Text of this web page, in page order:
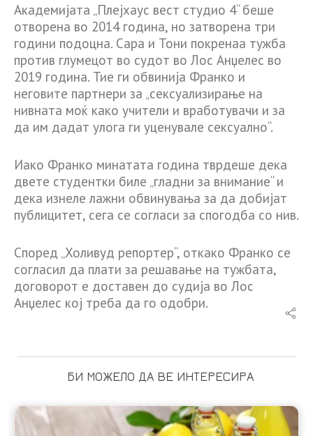
Академијата „Плејхаус вест студио 4“ беше
отворена во 2014 година, но затворена три
години подоцна. Сара и Тони покренаа тужба
против глумецот во судот во Лос Анџелес во
2019 година. Тие ги обвинија Франко и
неговите партнери за „сексуализирање на
нивната моќ како учители и вработувачи и за
да им дадат улога ги уценувале сексуално“.
Иако Франко минатата година тврдеше дека
двете студентки биле „гладни за внимание“ и
дека изнеле лажни обвинувања за да добијат
публицитет, сега се согласи за спогодба со нив.
Според „Холивуд репортер“, откако Франко се
согласил да плати за решавање на тужбата,
договорот е доставен до судија во Лос
Анџелес кој треба да го одобри.
БИ МОЖЕЛО ДА ВЕ ИНТЕРЕСИРА